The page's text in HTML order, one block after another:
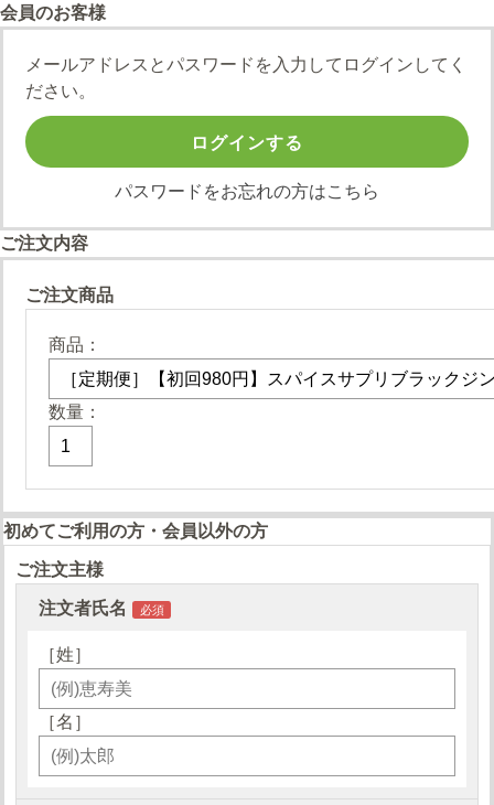
会員のお客様
メールアドレスとパスワードを入力してログインしてく
ださい。
パスワードをお忘れの方はこちら
ご注文内容
ご注文商品
商品：
数量：
初めてご利用の方・会員以外の方
ご注文主様
注文者氏名
［姓］
［名］